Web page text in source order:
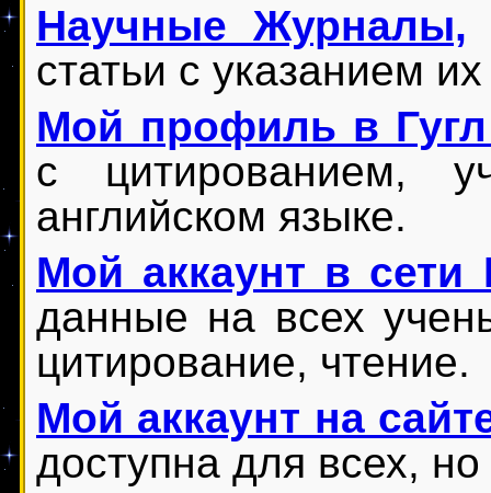
Научные Журналы,
статьи с указанием
Мой профиль в
с цитированием,
английском языке.
Мой аккаунт в сети
данные на всех
цитирование, чтение.
Мой аккаунт на
доступна для всех,